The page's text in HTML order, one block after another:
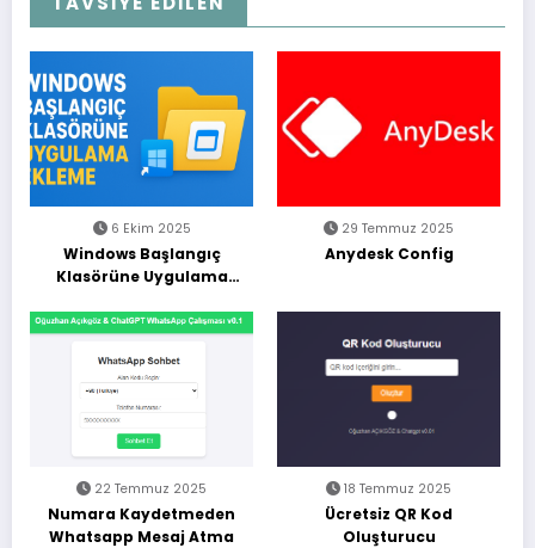
6 Ekim 2025
Windows Başlangıç
Klasörüne Uygulama
Rehber)
29 Temmuz 2025
Anydesk Config
22 Temmuz 2025
Numara Kaydetmeden
Whatsapp Mesaj Atma
18 Temmuz 2025
Ücretsiz QR Kod
Oluşturucu